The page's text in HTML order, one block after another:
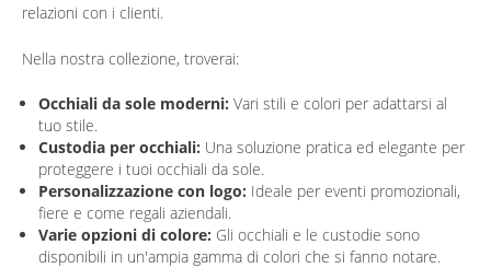
relazioni con i clienti.
Nella nostra collezione, troverai:
Occhiali da sole moderni: Vari stili e colori per adattarsi al
tuo stile.
Custodia per occhiali: Una soluzione pratica ed elegante per
proteggere i tuoi occhiali da sole.
Personalizzazione con logo: Ideale per eventi promozionali,
fiere e come regali aziendali.
Varie opzioni di colore: Gli occhiali e le custodie sono
disponibili in un'ampia gamma di colori che si fanno notare.